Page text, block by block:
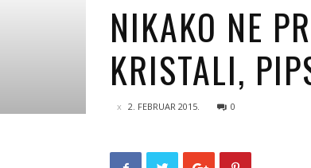
NIKAKO NE
KRISTALI,
2. FEBRUAR 2015. 0